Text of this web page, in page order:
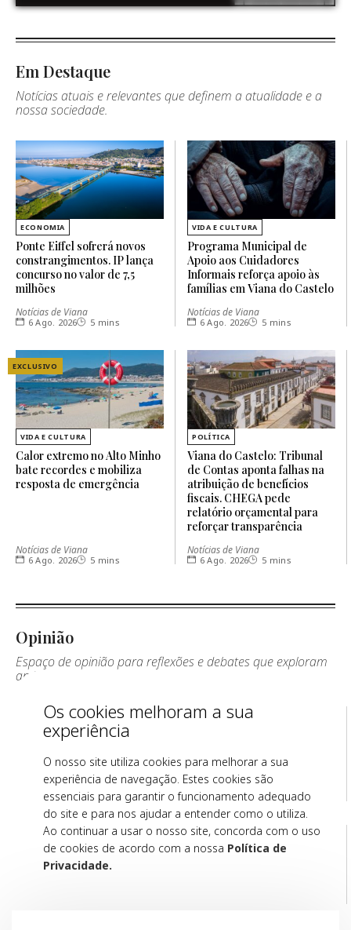
Em Destaque
Notícias atuais e relevantes que definem a atualidade e a
nossa sociedade.
ECONOMIA
Ponte Eiffel sofrerá novos
constrangimentos. IP lança
concurso no valor de 7,5
milhões
Notícias de Viana
6 Ago. 2026 5 mins
VIDA E CULTURA
Programa Municipal de
Apoio aos Cuidadores
Informais reforça apoio às
famílias em Viana do Castelo
Notícias de Viana
6 Ago. 2026 5 mins
EXCLUSIVO
VIDA E CULTURA
Calor extremo no Alto Minho
bate recordes e mobiliza
resposta de emergência
Notícias de Viana
6 Ago. 2026 5 mins
POLÍTICA
Viana do Castelo: Tribunal
de Contas aponta falhas na
atribuição de benefícios
fiscais. CHEGA pede
relatório orçamental para
reforçar transparência
Notícias de Viana
6 Ago. 2026 5 mins
Opinião
Espaço de opinião para reflexões e debates que exploram
análises e pontos de vista variados.
A Cultura, a
Tradição e o Culto
das Festas e
Romarias do Alto
Minho
Tomás Henrique Antunes 5 mins
“Fala a PJ, a sua
Paula Pratinha 4 mins
Notícias que se
repetem, cenários
que se multiplicam
Reflexos de Abril
nas nossas
Os cookies melhoram a sua
experiência
O nosso site utiliza cookies para melhorar a sua
experiência de navegação. Estes cookies são
essenciais para garantir o funcionamento adequado
do site e para nos ajudar a entender como o utiliza.
Ao continuar a usar o nosso site, concorda com o uso
de cookies de acordo com a nossa Política de
Privacidade.